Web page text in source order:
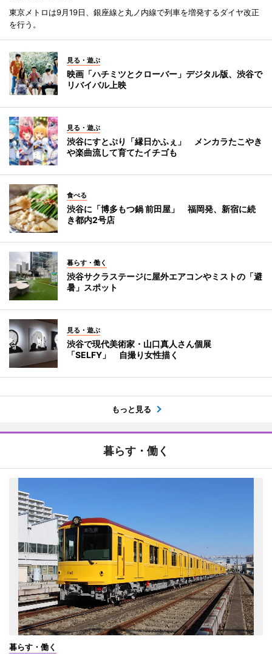
東京メトロは9月19日、銀座線と丸ノ内線で列車を増発するダイヤ改正
を行う。
見る・遊ぶ
映画「ハチミツとクローバー」デジタル版、渋谷で
リバイバル上映
見る・遊ぶ
渋谷にすとぷり「縁日かふぇ」 メンカラたこやき
や楽曲流して育てたイチゴも
食べる
渋谷に「博多もつ鍋 前田屋」 福岡発、新宿に続
き都内2号店
暮らす・働く
渋谷サクラステージに屋外エアコンやミストの「避
暑」スポット
見る・遊ぶ
渋谷で現代美術家・山口真人さん個展
「SELFY」 自撮り女性描く
もっと見る
暮らす・働く
暮らす・働く